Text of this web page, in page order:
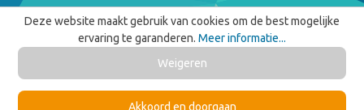
Deze website maakt gebruik van cookies om de best mogelijke
ervaring te garanderen. Meer informatie...
Weigeren
Akkoord en doorgaan